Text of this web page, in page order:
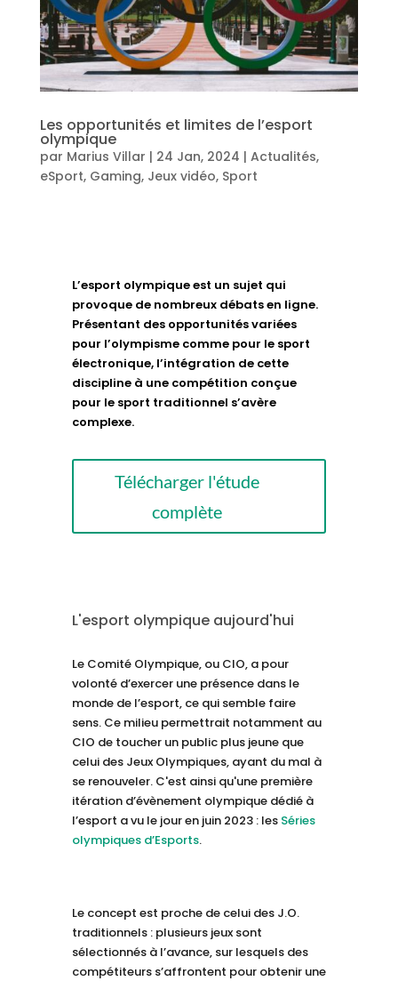
Les opportunités et limites de l’esport
olympique
par Marius Villar | 24 Jan, 2024 | Actualités,
eSport, Gaming, Jeux vidéo, Sport
L’esport olympique est un sujet qui
provoque de nombreux débats en ligne.
Présentant des opportunités variées
pour l’olympisme comme pour le sport
électronique, l’intégration de cette
discipline à une compétition conçue
pour le sport traditionnel s’avère
complexe.
Télécharger l'étude
complète
L'esport olympique aujourd'hui
Le Comité Olympique, ou CIO, a pour
volonté d’exercer une présence dans le
monde de l’esport, ce qui semble faire
sens. Ce milieu permettrait notamment au
CIO de toucher un public plus jeune que
celui des Jeux Olympiques, ayant du mal à
se renouveler. C'est ainsi qu'une première
itération d’évènement olympique dédié à
l’esport a vu le jour en juin 2023 : les Séries
olympiques d’Esports.
Le concept est proche de celui des J.O.
traditionnels : plusieurs jeux sont
sélectionnés à l’avance, sur lesquels des
compétiteurs s’affrontent pour obtenir une